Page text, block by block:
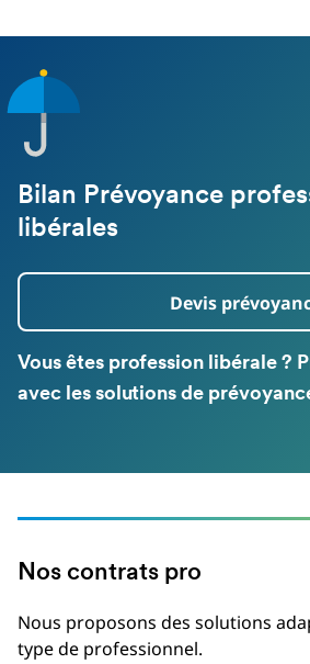
Bilan Prévoyance
libérales
Devis
Vous êtes profession libérale ?
avec les solutions de
Nos contrats pro
Nous proposons des solutions
type de professionnel.